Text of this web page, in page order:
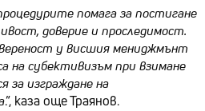
помага за постигане
доверие и проследимост.
у висшия мениджмънт
на субективизъм при взимане
за изграждане на
.”, каза още Траянов.